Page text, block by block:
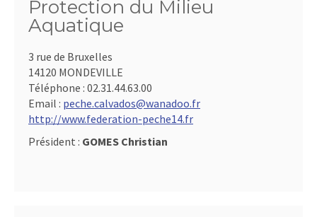
Protection du Milieu
Aquatique
3 rue de Bruxelles
14120 MONDEVILLE
Téléphone : 02.31.44.63.00
Email : peche.calvados@wanadoo.fr
http://www.federation-peche14.fr
Président : GOMES Christian